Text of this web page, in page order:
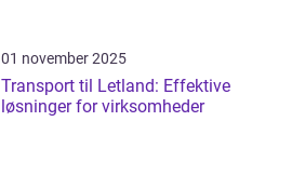
01 november 2025
Transport til Letland: Effektive
løsninger for virksomheder